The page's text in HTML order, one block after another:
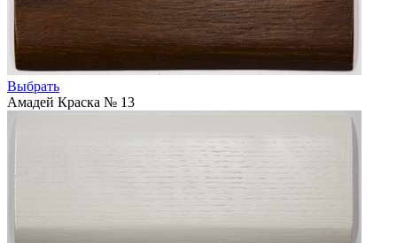
Выбрать
Амадей Краска № 13